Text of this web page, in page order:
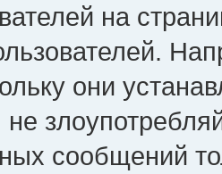
на
они
сообщений